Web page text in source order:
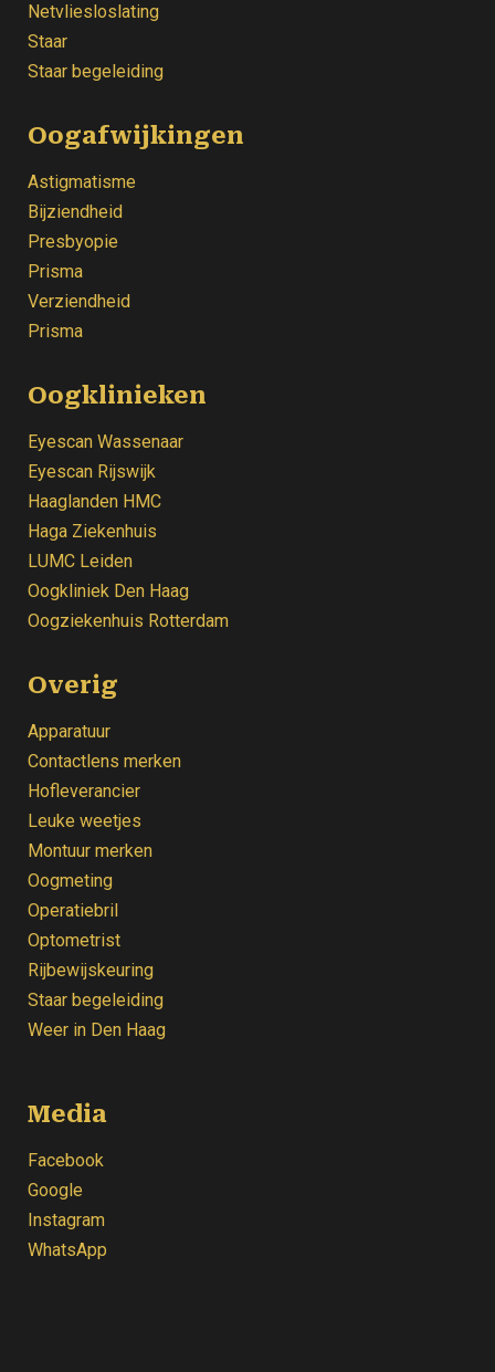
Netvliesloslating
Staar
Staar begeleiding
Oogafwijkingen
Astigmatisme
Bijziendheid
Presbyopie
Prisma
Verziendheid
Prisma
Oogklinieken
Eyescan Wassenaar
Eyescan Rijswijk
Haaglanden HMC
Haga Ziekenhuis
LUMC Leiden
Oogkliniek Den Haag
Oogziekenhuis Rotterdam
Overig
Apparatuur
Contactlens merken
Hofleverancier
Leuke weetjes
Montuur merken
Oogmeting
Operatiebril
Optometrist
Rijbewijskeuring
Staar begeleiding
Weer in Den Haag
Media
Facebook
Google
Instagram
WhatsApp